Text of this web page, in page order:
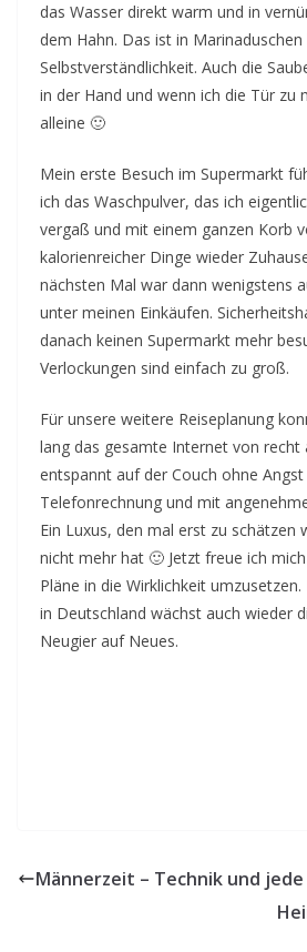
das Wasser direkt warm und in
dem Hahn. Das ist in Marinaduschen
Selbstverständlichkeit. Auch die
in der Hand und wenn ich die Tür zu
alleine 🙂
Mein erste Besuch im Supermarkt
ich das Waschpulver, das ich
vergaß und mit einem ganzen Korb
kalorienreicher Dinge wieder
nächsten Mal war dann wenigstens
unter meinen Einkäufen.
danach keinen Supermarkt mehr
Verlockungen sind einfach zu groß.
Für unsere weitere Reiseplanung
lang das gesamte Internet von recht
entspannt auf der Couch ohne
Telefonrechnung und mit
Ein Luxus, den mal erst zu schätzen
nicht mehr hat 🙂 Jetzt freue ich
Pläne in die Wirklichkeit
in Deutschland wächst auch wieder
Neugier auf Neues.
Männerzeit – Technik und jede